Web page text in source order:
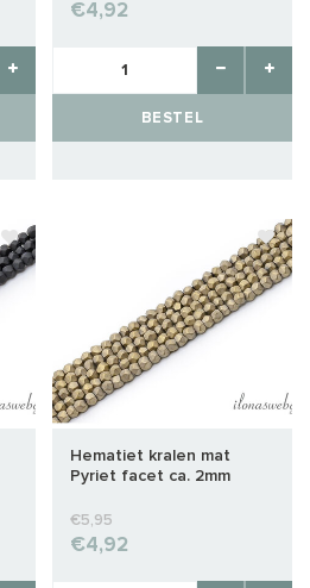
€4,92
BESTEL
Hematiet kralen mat
Pyriet facet ca. 2mm
€5,95
€4,92